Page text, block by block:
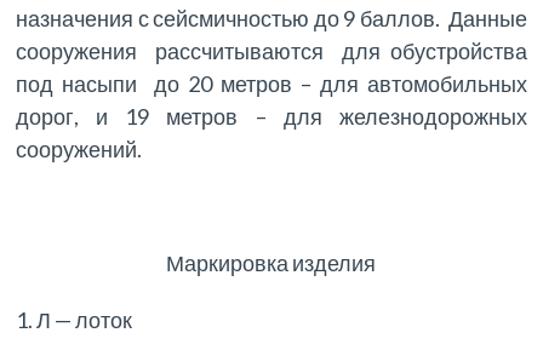
назначения с сейсмичностью до 9 баллов. Данные
сооружения рассчитываются для обустройства
под насыпи до 20 метров – для автомобильных
дорог, и 19 метров – для железнодорожных
сооружений.
Маркировка изделия
1. Л — лоток